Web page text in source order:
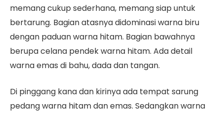
memang cukup sederhana, memang siap untuk
bertarung. Bagian atasnya didominasi warna biru
dengan paduan warna hitam. Bagian bawahnya
berupa celana pendek warna hitam. Ada detail
warna emas di bahu, dada dan tangan.
Di pinggang kana dan kirinya ada tempat sarung
pedang warna hitam dan emas. Sedangkan warna